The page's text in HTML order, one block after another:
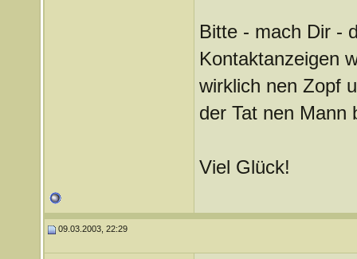
Bitte - mach Dir -
Kontaktanzeigen
wirklich nen Zopf
der Tat nen Mann
Viel Glück!
09.03.2003, 22:29